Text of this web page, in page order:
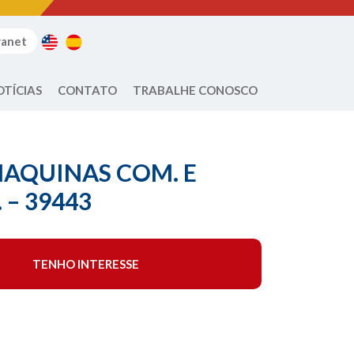
CONTATO TRABALHE CONOSCO
COM. E
39443
TENHO INTERESSE